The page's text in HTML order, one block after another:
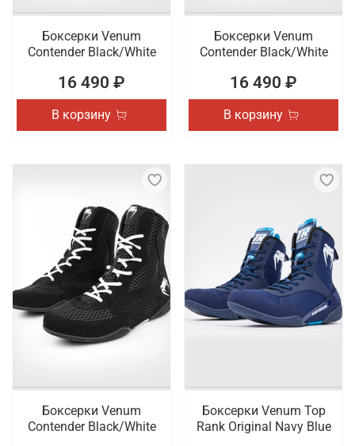
Боксерки Venum
Contender Black/White
16 490 ₽
В корзину
Боксерки Venum
Contender Black/White
16 490 ₽
В корзину
Боксерки Venum
Contender Black/White
Боксерки Venum Top
Rank Original Navy Blue